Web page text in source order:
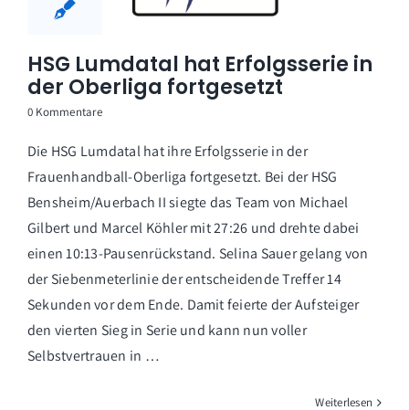
HSG Lumdatal hat Erfolgsserie in
der Oberliga fortgesetzt
0 Kommentare
Die HSG Lumdatal hat ihre Erfolgsserie in der
Frauenhandball-Oberliga fortgesetzt. Bei der HSG
Bensheim/Auerbach II siegte das Team von Michael
Gilbert und Marcel Köhler mit 27:26 und drehte dabei
einen 10:13-Pausenrückstand. Selina Sauer gelang von
der Siebenmeterlinie der entscheidende Treffer 14
Sekunden vor dem Ende. Damit feierte der Aufsteiger
den vierten Sieg in Serie und kann nun voller
Selbstvertrauen in …
Weiterlesen